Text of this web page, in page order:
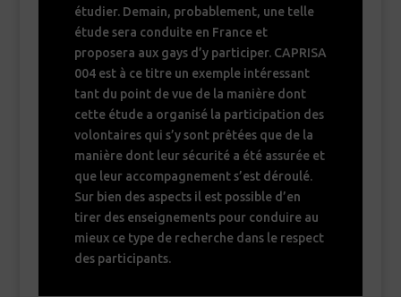
étudier. Demain, probablement, une telle
étude sera conduite en France et
proposera aux gays d’y participer. CAPRISA
004 est à ce titre un exemple intéressant
tant du point de vue de la manière dont
cette étude a organisé la participation des
volontaires qui s’y sont prêtées que de la
manière dont leur sécurité a été assurée et
que leur accompagnement s’est déroulé.
Sur bien des aspects il est possible d’en
tirer des enseignements pour conduire au
mieux ce type de recherche dans le respect
des participants.